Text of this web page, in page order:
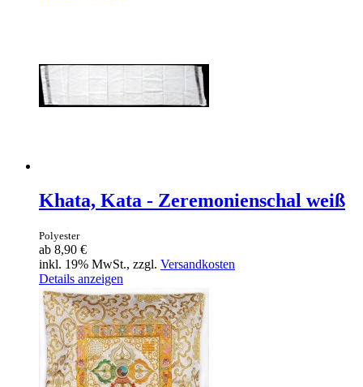
Khata, Kata - Zeremonienschal weiß
Polyester
ab 8,90 €
inkl. 19% MwSt., zzgl. Versandkosten
Details anzeigen